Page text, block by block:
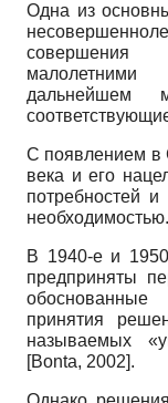
Одна из
совершения
дальнейшем
С появлением в
века и его
потребностей
необходимостью.
В 1940-е и
предприняты
обоснованные
принятия
называемых
[Bonta, 2002].